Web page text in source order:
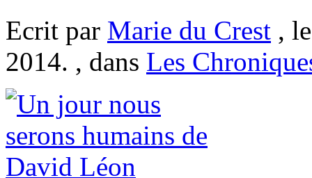
Ecrit par Marie du Crest ,
2014. , dans Les